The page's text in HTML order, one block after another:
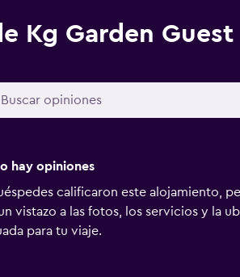
Kg Garden Guest
hay opiniones
calificaron este alojamiento,
vistazo a las fotos, los servicios y la
para tu viaje.